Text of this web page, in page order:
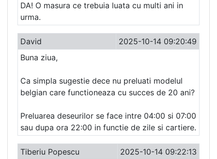
DA! O masura ce trebuia luata cu multi ani in
urma.
David
2025-10-14 09:20:49
Buna ziua,
Ca simpla sugestie dece nu preluati modelul
belgian care functioneaza cu succes de 20 ani?
Preluarea deseurilor se face intre 04:00 si 07:00
sau dupa ora 22:00 in functie de zile si cartiere.
Tiberiu Popescu
2025-10-14 09:22:13